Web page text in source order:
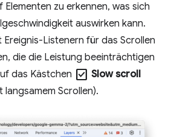
Elementen zu erkennen, was sich
auswirken kann.
Ereignis-Listenern für das Scrollen
die die Leistung beeinträchtigen
das Kästchen check_box Slow scroll
Scrollen).